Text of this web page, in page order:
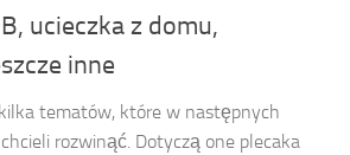
ucieczka z domu,
inne
tematów, które w następnych
rozwinąć. Dotyczą one plecaka